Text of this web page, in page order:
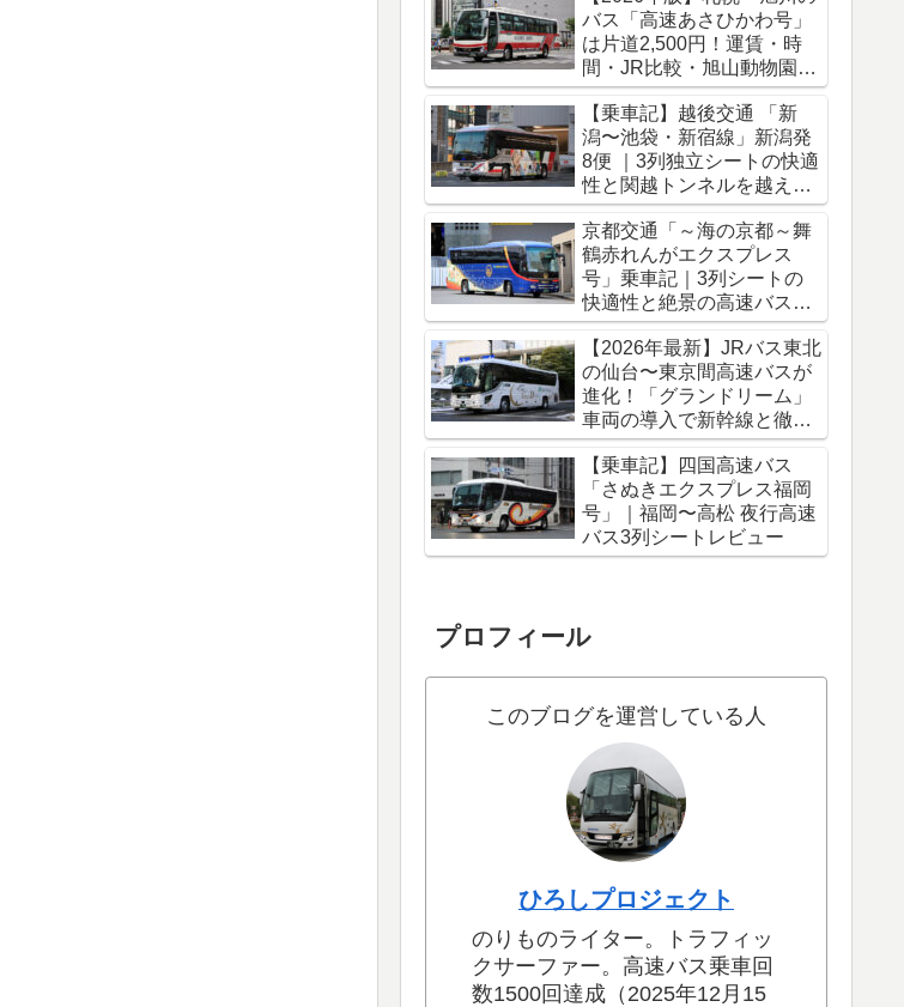
バス「高速あさひかわ号」
は片道2,500円！運賃・時
間・JR比較・旭山動物園ア
クセス完全ガイド
【乗車記】越後交通 「新
潟〜池袋・新宿線」新潟発
8便 ｜3列独立シートの快適
性と関越トンネルを越える
冬のバス旅
京都交通「～海の京都～舞
鶴赤れんがエクスプレス
号」乗車記｜3列シートの
快適性と絶景の高速バス車
窓をレポート
【2026年最新】JRバス東北
の仙台〜東京間高速バスが
進化！「グランドリーム」
車両の導入で新幹線と徹底
比較
【乗車記】四国高速バス
「さぬきエクスプレス福岡
号」｜福岡〜高松 夜行高速
バス3列シートレビュー
プロフィール
このブログを運営している人
ひろしプロジェクト
のりものライター。トラフィッ
クサーファー。高速バス乗車回
数1500回達成（2025年12月15